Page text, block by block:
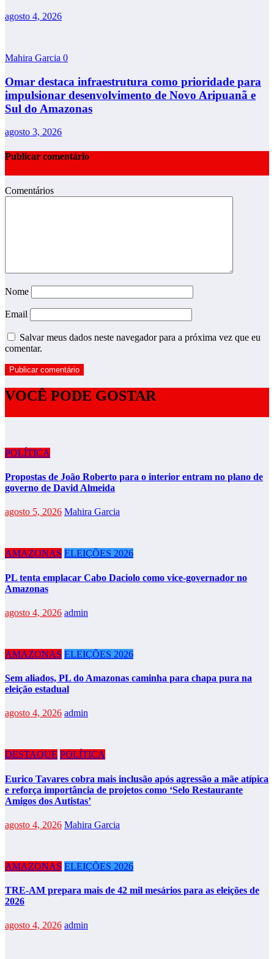
agosto 4, 2026
Mahira Garcia 0
Omar destaca infraestrutura como prioridade para
impulsionar desenvolvimento de Novo Aripuanã e
Sul do Amazonas
agosto 3, 2026
Publicar comentário
Comentários
Nome
Email
Salvar meus dados neste navegador para a próxima vez que eu
comentar.
VOCÊ PODE GOSTAR
POLÍTICA
Propostas de João Roberto para o interior entram no plano de
governo de David Almeida
agosto 5, 2026 Mahira Garcia
AMAZONAS ELEIÇÕES 2026
PL tenta emplacar Cabo Daciolo como vice-governador no
Amazonas
agosto 4, 2026 admin
AMAZONAS ELEIÇÕES 2026
Sem aliados, PL do Amazonas caminha para chapa pura na
eleição estadual
agosto 4, 2026 admin
DESTAQUE POLÍTICA
Eurico Tavares cobra mais inclusão após agressão a mãe atípica
e reforça importância de projetos como ‘Selo Restaurante
Amigos dos Autistas’
agosto 4, 2026 Mahira Garcia
AMAZONAS ELEIÇÕES 2026
TRE-AM prepara mais de 42 mil mesários para as eleições de
2026
agosto 4, 2026 admin